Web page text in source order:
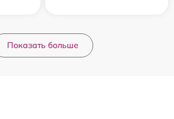
Показать больше